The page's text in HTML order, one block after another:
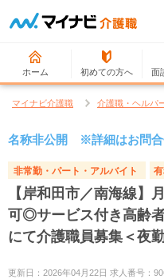
ホーム 初めての方へ 面
マイナビ介護職 介護職・ヘルパ
名称非公開 ※詳細はお問合
非常勤・パート・アルバイト
【岸和田市／南海線】
可◎サービス付き高齢
にて介護職員募集＜夜
更新日：2026年04月22日 求人番号：